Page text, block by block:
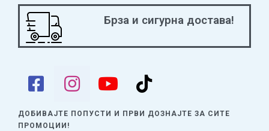
Брза и сигурна достава!
ДОБИВАЈТЕ ПОПУСТИ И ПРВИ ДОЗНАЈТЕ ЗА СИТЕ
ПРОМОЦИИ!